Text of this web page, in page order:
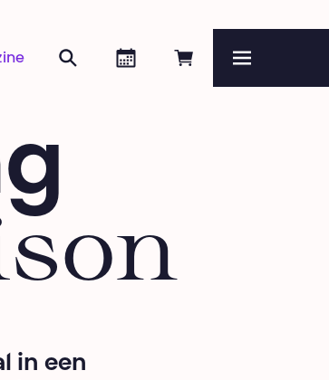
Online reserveren
Agenda
Zoeken
in een